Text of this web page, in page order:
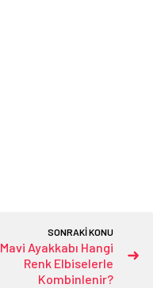
SONRAKİ KONU
Mavi Ayakkabı Hangi
Renk Elbiselerle
Kombinlenir?